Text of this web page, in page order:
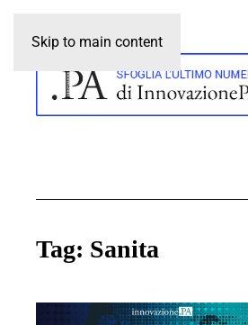
Skip to main content
Tag: Sanita